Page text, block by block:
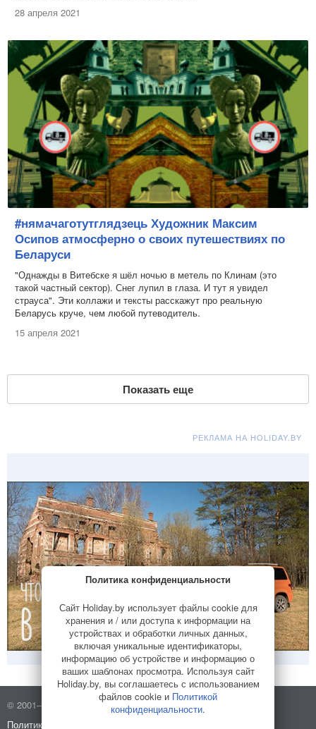
28 апреля 2021
#нямачаготутглядзець Художник Максим
Осипов атмосферно о своих путешествиях по
Беларуси
"Однажды в Витебске я шёл ночью в метель по Клинам (это
такой частный сектор). Снег лупил в глаза. И тут я увидел
страуса". Эти коллажи и тексты расскажут про реальную
Беларусь круче, чем любой путеводитель.
15 апреля 2021
Показать еще
РЕКЛАМА НА HOLIDAY.BY
© 2001–2026 Holiday.by
Правила использования сайта
Политика конфиденциальности
Политика конфиденциальности
Сайт Holiday.by использует файлы cookie для
хранения и / или доступа к информации на
устройствах и обработки личных данных,
включая уникальные идентификаторы,
информацию об устройстве и информацию о
ваших шаблонах просмотра. Используя сайт
Holiday.by, вы соглашаетесь с использованием
файлов cookie и Политикой
конфиденциальности.